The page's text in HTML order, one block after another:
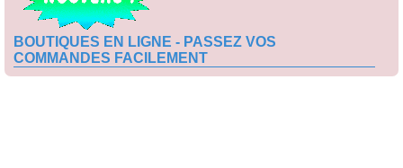
BOUTIQUES EN LIGNE - PASSEZ VOS
COMMANDES FACILEMENT